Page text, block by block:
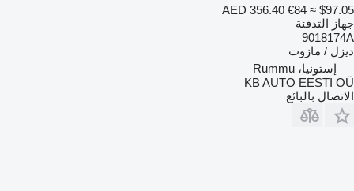
AED 356.40 €84 ≈ $97.05
جهاز التدفئة
9018174A
ديزل / مازوت
إستونيا، Rummu
KB AUTO EESTI OÜ
الاتصال بالبائع